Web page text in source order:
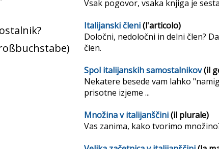
Vsak pogovor, vsaka knjiga je
Italijanski členi(l'articolo)
Določni, nedoločni in delni člen?
člen.
Spol italijanskih samostalnikov(il
Nekatere besede vam lahko
prisotne izjeme ...
Množina v italijanščini(il plurale)
Vas zanima, kako tvorimo